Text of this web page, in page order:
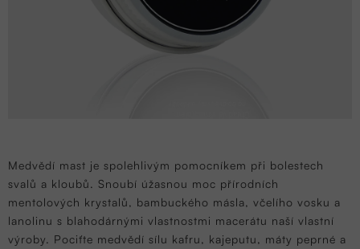
Medvědí mast je spolehlivým pomocníkem při bolestech
svalů a kloubů. Snoubí úžasnou moc přírodních
mentolových krystalů, bambuckého másla, včelího vosku a
lanolinu s blahodárnými vlastnostmi macerátu naší vlastní
výroby. Pociťte medvědí sílu kafru, kajeputu, máty peprné a